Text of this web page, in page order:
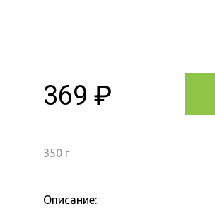
369 ₽
350 г
Описание: